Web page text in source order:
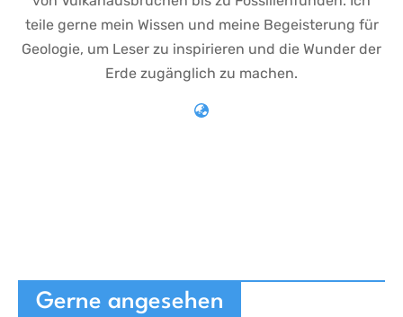
teile gerne mein Wissen und meine Begeisterung für
Geologie, um Leser zu inspirieren und die Wunder der
Erde zugänglich zu machen.
Gerne angesehen